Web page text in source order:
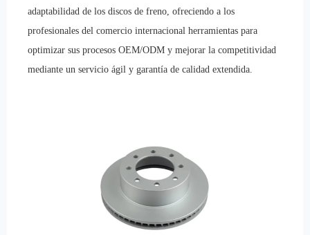
adaptabilidad de los discos de freno, ofreciendo a los
profesionales del comercio internacional herramientas para
optimizar sus procesos OEM/ODM y mejorar la competitividad
mediante un servicio ágil y garantía de calidad extendida.